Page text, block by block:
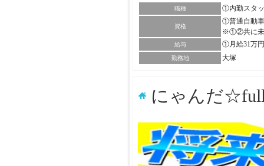
職種 ①内勤スタ
資格
①普通自動
※①②共に未
給与 ①月給31万
勤務地 大塚
にゃんだ